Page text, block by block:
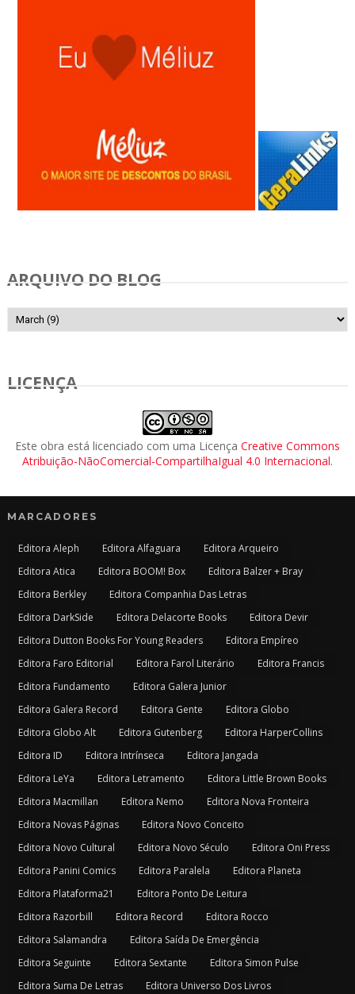
ARQUIVO DO BLOG
LICENÇA
Este obra está licenciado com uma Licença Creative Commons
Atribuição-NãoComercial-CompartilhaIgual 4.0 Internacional.
MARCADORES
Editora Aleph Editora Alfaguara
Editora Arqueiro
Editora Atica
Editora BOOM! Box
Editora Balzer + Bray
Editora Berkley
Editora Companhia Das Letras
Editora DarkSide
Editora Delacorte Books
Editora Devir
Editora Dutton Books For Young Readers
Editora Empíreo
Editora Faro Editorial
Editora Farol Literário
Editora Francis
Editora Fundamento
Editora Galera Junior
Editora Galera Record
Editora Gente
Editora Globo
Editora Globo Alt
Editora Gutenberg
Editora HarperCollins
Editora ID
Editora Intrínseca
Editora Jangada
Editora LeYa
Editora Letramento
Editora Little Brown Books
Editora Macmillan
Editora Nemo
Editora Nova Fronteira
Editora Novas Páginas
Editora Novo Conceito
Editora Novo Cultural
Editora Novo Século
Editora Oni Press
Editora Panini Comics
Editora Paralela
Editora Planeta
Editora Plataforma21
Editora Ponto De Leitura
Editora Razorbill
Editora Record
Editora Rocco
Editora Salamandra
Editora Saída De Emergência
Editora Seguinte
Editora Sextante
Editora Simon Pulse
Editora Suma De Letras
Editora Universo Dos Livros